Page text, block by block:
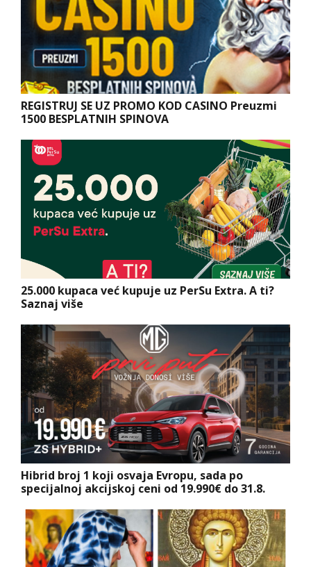
REGISTRUJ SE UZ PROMO KOD CASINO Preuzmi
1500 BESPLATNIH SPINOVA
25.000 kupaca već kupuje uz PerSu Extra. A ti?
Saznaj više
Hibrid broj 1 koji osvaja Evropu, sada po
specijalnoj akcijskoj ceni od 19.990€ do 31.8.